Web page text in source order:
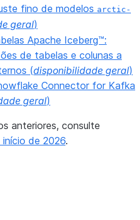
fino de modelos arctic-
geral)
Apache Iceberg™:
de tabelas e colunas a
(disponibilidade geral)
Connector for Kafka
geral)
anteriores, consulte
de 2026.